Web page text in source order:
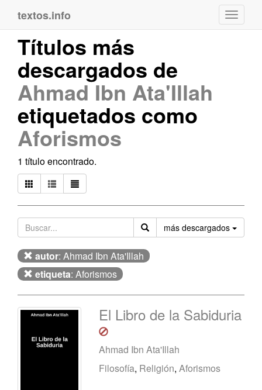
textos.info
Títulos más
descargados de
Ahmad Ibn Ata'Illah
etiquetados como
Aforismos
1 título encontrado.
más descargados
autor: Ahmad Ibn Ata'Illah
etiqueta: Aforismos
El Libro de la Sabiduria
Ahmad Ibn Ata'Illah
Filosofía, Religión,Aforismos